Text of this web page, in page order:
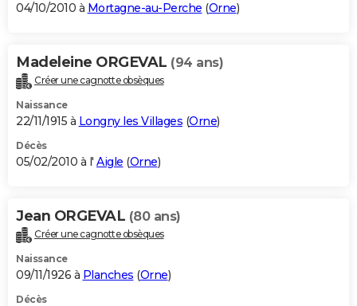
04/10/2010 à Mortagne-au-Perche (Orne)
Madeleine ORGEVAL (94 ans)
Créer une cagnotte obsèques
Naissance
22/11/1915 à Longny les Villages (Orne)
Décès
05/02/2010 à l' Aigle (Orne)
Jean ORGEVAL (80 ans)
Créer une cagnotte obsèques
Naissance
09/11/1926 à Planches (Orne)
Décès